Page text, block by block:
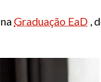
Graduação EaD ,